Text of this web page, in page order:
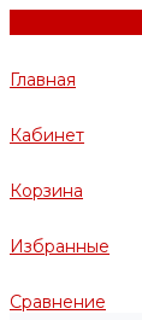
Главная
Кабинет
Корзина
Избранные
Сравнение